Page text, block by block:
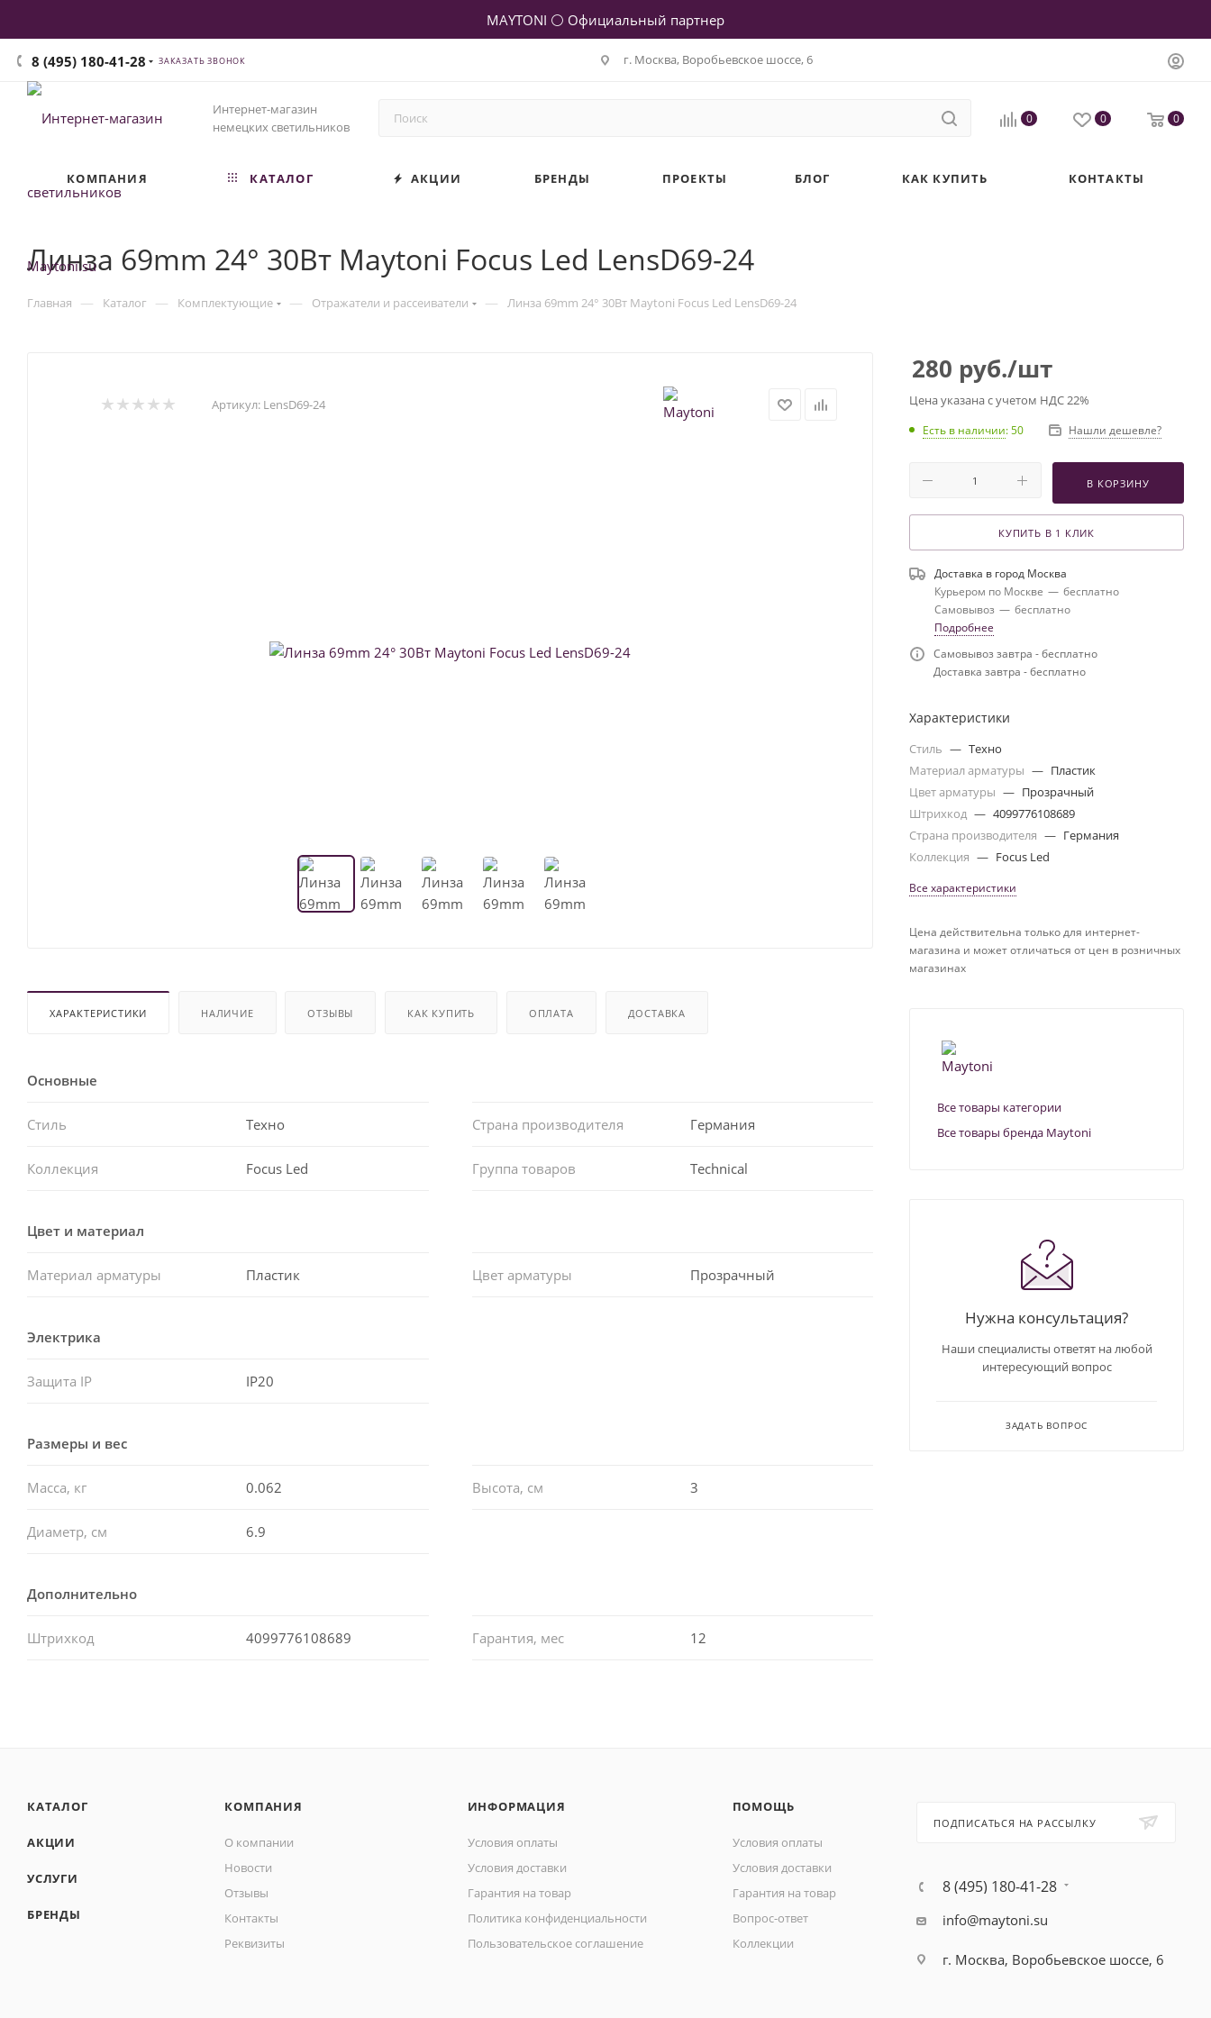
MAYTONI ⚪ Официальный партнер
8 (495) 180-41-28 ЗАКАЗАТЬ ЗВОНОК г. Москва, Воробьевское шоссе, 6
Интернет-магазин
немецких светильников
0 0 0
КОМПАНИЯ КАТАЛОГ АКЦИИ БРЕНДЫ ПРОЕКТЫ БЛОГ КАК КУПИТЬ КОНТАКТЫ
Линза 69mm 24° 30Вт Maytoni Focus Led LensD69-24
Главная — Каталог — Комплектующие — Отражатели и рассеиватели — Линза 69mm 24° 30Вт Maytoni Focus Led LensD69-24
Артикул: LensD69-24
ХАРАКТЕРИСТИКИ НАЛИЧИЕ ОТЗЫВЫ КАК КУПИТЬ ОПЛАТА ДОСТАВКА
Основные
Стиль Техно Страна производителя Германия
Коллекция Focus Led Группа товаров Technical
Цвет и материал
Материал арматуры Пластик Цвет арматуры Прозрачный
Электрика
Защита IP IP20
Размеры и вес
Масса, кг 0.062 Высота, см 3
Диаметр, см 6.9
Дополнительно
Штрихкод 4099776108689 Гарантия, мес 12
280 руб./шт
Цена указана с учетом НДС 22%
Есть в наличии: 50 Нашли дешевле?
В КОРЗИНУ
КУПИТЬ В 1 КЛИК
Доставка в город Москва
Курьером по Москве — бесплатно
Самовывоз — бесплатно
Подробнее
Самовывоз завтра - бесплатно
Доставка завтра - бесплатно
Характеристики
Стиль — Техно
Материал арматуры — Пластик
Цвет арматуры — Прозрачный
Штрихкод — 4099776108689
Страна производителя — Германия
Коллекция — Focus Led
Все характеристики
Цена действительна только для интернет-
магазина и может отличаться от цен в розничных
магазинах
Все товары категории
Все товары бренда Maytoni
Нужна консультация?
Наши специалисты ответят на любой
интересующий вопрос
ЗАДАТЬ ВОПРОС
КАТАЛОГ
АКЦИИ
УСЛУГИ
БРЕНДЫ
КОМПАНИЯ
О компании
Новости
Отзывы
Контакты
Реквизиты
ИНФОРМАЦИЯ
Условия оплаты
Условия доставки
Гарантия на товар
Политика конфиденциальности
Пользовательское соглашение
ПОМОЩЬ
Условия оплаты
Условия доставки
Гарантия на товар
Вопрос-ответ
Коллекции
ПОДПИСАТЬСЯ НА РАССЫЛКУ
8 (495) 180-41-28
info@maytoni.su
г. Москва, Воробьевское шоссе, 6